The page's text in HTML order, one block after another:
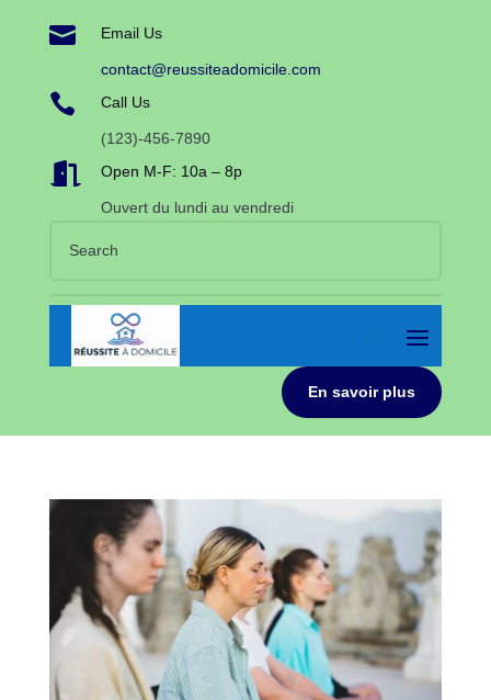
 Email Us
contact@reussiteadomicile.com
 Call Us
(123)-456-7890
 Open M-F: 10a – 8p
Ouvert du lundi au vendredi
En savoir plus